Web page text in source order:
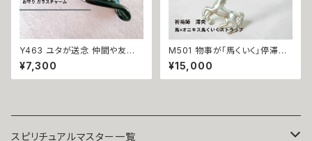
Y463 ユタが送念 仲間や友人
に恵まれる 人の輪が広がる 太
陽の守護 てぃだの咲珠 お守り
ガラスチャーム 対人運 人望 仲
力 ネイチャーパワー 向上
¥7,300
M501 物事が「馬くいく」停滞を
打ち破り勝運を呼び込む 馬 オ
ニキス シルバー ストラップ キー
ホルダー 祈祷師 澪央（みお）手
功 出世 お守り 御守り おまじな
¥15,000
スピリチュアルマスター一覧